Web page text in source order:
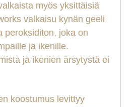
myös yksittäisiä
valkaisu kynän geeli
peroksiditon, joka on
ja ikenille.
ja ikenien ärsytystä ei
koostumus levittyy